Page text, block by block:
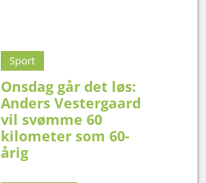
Sport
Onsdag går det løs:
Anders Vestergaard
vil svømme 60
kilometer som 60-
årig